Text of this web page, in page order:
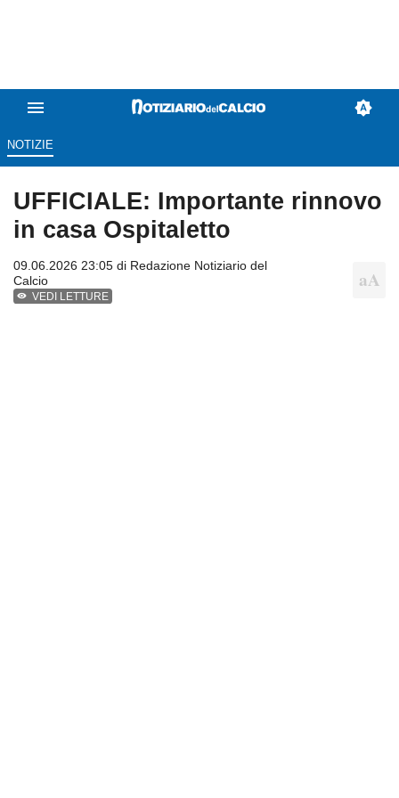
NOTIZIE
UFFICIALE: Importante rinnovo
in casa Ospitaletto
09.06.2026 23:05 di Redazione Notiziario del
Calcio
VEDI LETTURE